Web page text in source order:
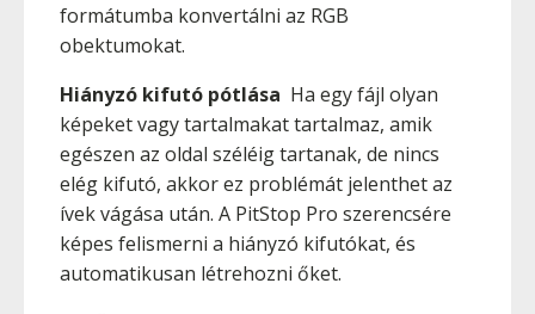
formátumba konvertálni az RGB
obektumokat.
Hiányzó kifutó pótlása Ha egy fájl olyan
képeket vagy tartalmakat tartalmaz, amik
egészen az oldal széléig tartanak, de nincs
elég kifutó, akkor ez problémát jelenthet az
ívek vágása után. A PitStop Pro szerencsére
képes felismerni a hiányzó kifutókat, és
automatikusan létrehozni őket.